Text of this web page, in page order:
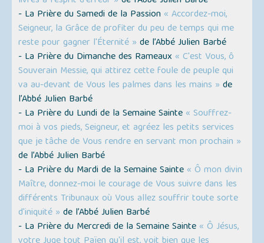
- La Prière du Samedi de la Passion « Accordez-moi,
Seigneur, la Grâce de profiter du peu de temps qui me
reste pour gagner l'Éternité » de l’Abbé Julien Barbé
- La Prière du Dimanche des Rameaux « C'est Vous, ô
Souverain Messie, qui attirez cette foule de peuple qui
va au-devant de Vous les palmes dans les mains » de
l’Abbé Julien Barbé
- La Prière du Lundi de la Semaine Sainte « Souffrez-
moi à vos pieds, Seigneur, et agréez les petits services
que je tâche de Vous rendre en servant mon prochain »
de l’Abbé Julien Barbé
- La Prière du Mardi de la Semaine Sainte « Ô mon divin
Maître, donnez-moi le courage de Vous suivre dans les
différents Tribunaux où Vous allez souffrir toute sorte
d'iniquité » de l’Abbé Julien Barbé
- La Prière du Mercredi de la Semaine Sainte « Ô Jésus,